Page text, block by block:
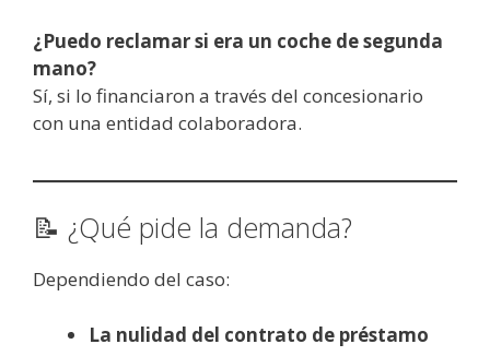
¿Puedo reclamar si era un coche de segunda
mano?
Sí, si lo financiaron a través del concesionario
con una entidad colaboradora.
📝 ¿Qué pide la demanda?
Dependiendo del caso:
La nulidad del contrato de préstamo